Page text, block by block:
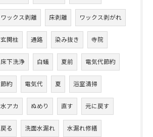
ワックス剥離 床剥離 ワックス剥がれ
玄関柱 通路 染み抜き 寺院
床下洗浄 白蟻 夏前 電気代節約
節約 電気代 夏 浴室清掃
水アカ ぬめり 直す 元に戻す
戻る 洗面水漏れ 水漏れ修繕